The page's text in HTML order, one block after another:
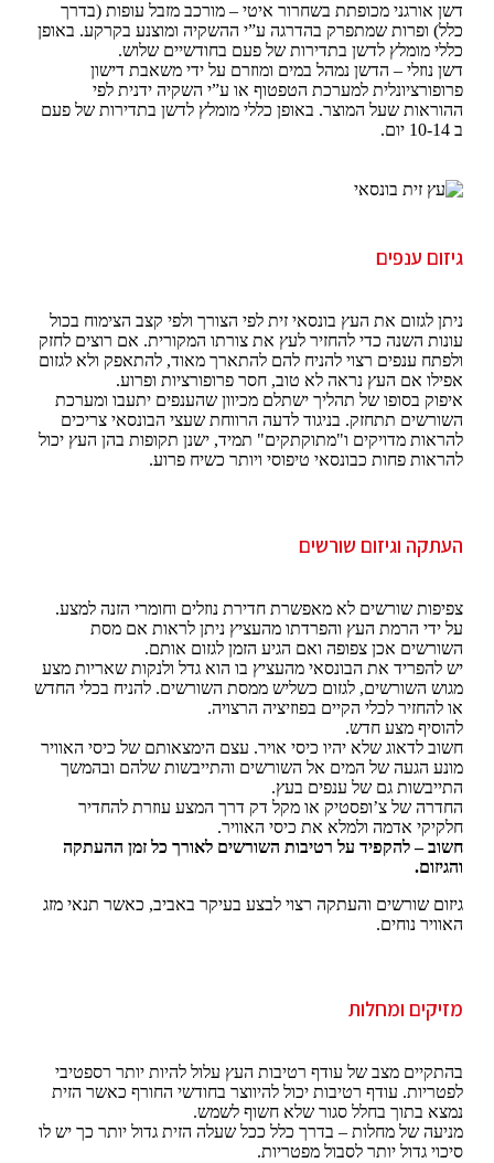
דשן אורגני מכופתת בשחרור איטי – מורכב מזבל עופות (בדרך
כלל) ופרות שמתפרק בהדרגה ע”י ההשקיה ומוצנע בקרקע. באופן
כללי מומלץ לדשן בתדירות של פעם בחודשיים שלוש.
דשן נוזלי – הדשן נמהל במים ומוזרם על ידי משאבת דישון
פרופורציונלית למערכת הטפטוף או ע”י השקיה ידנית לפי
ההוראות שעל המוצר. באופן כללי מומלץ לדשן בתדירות של פעם
ב 10-14 יום.
גיזום ענפים
ניתן לגזום את העץ בונסאי זית לפי הצורך ולפי קצב הצימוח בכול
עונות השנה כדי להחזיר לעץ את צורתו המקורית. אם רוצים לחזק
ולפתח ענפים רצוי להניח להם להתארך מאוד, להתאפק ולא לגזום
אפילו אם העץ נראה לא טוב, חסר פרופורציות ופרוע.
איפוק בסופו של תהליך ישתלם מכיוון שהענפים יתעבו ומערכת
השורשים תתחזק. בניגוד לדעה הרווחת שעצי הבונסאי צריכים
להראות מדויקים ו"מתוקתקים" תמיד, ישנן תקופות בהן העץ יכול
להראות פחות כבונסאי טיפוסי ויותר כשיח פרוע.
העתקה וגיזום שורשים
צפיפות שורשים לא מאפשרת חדירת נוזלים וחומרי הזנה למצע.
על ידי הרמת העץ והפרדתו מהעציץ ניתן לראות אם מסת
השורשים אכן צפופה ואם הגיע הזמן לגזום אותם.
יש להפריד את הבונסאי מהעציץ בו הוא גדל ולנקות שאריות מצע
מגוש השורשים, לגזום כשליש ממסת השורשים. להניח בכלי החדש
או להחזיר לכלי הקיים בפוזיציה הרצויה.
להוסיף מצע חדש.
חשוב לדאוג שלא יהיו כיסי אויר. עצם הימצאותם של כיסי האוויר
מונע הגעה של המים אל השורשים והתייבשות שלהם ובהמשך
התייבשות גם של ענפים בעץ.
החדרה של צ’ופסטיק או מקל דק דרך המצע עוזרת להחדיר
חלקיקי אדמה ולמלא את כיסי האוויר.
חשוב – להקפיד על רטיבות השורשים לאורך כל זמן ההעתקה
והגיזום.
גיזום שורשים והעתקה רצוי לבצע בעיקר באביב, כאשר תנאי מזג
האוויר נוחים.
מזיקים ומחלות
בהתקיים מצב של עודף רטיבות העץ עלול להיות יותר רספטיבי
לפטריות. עודף רטיבות יכול להיווצר בחודשי החורף כאשר הזית
נמצא בתוך בחלל סגור שלא חשוף לשמש.
מניעה של מחלות – בדרך כלל ככל שעלה הזית גדול יותר כך יש לו
סיכוי גדול יותר לסבול מפטריות.